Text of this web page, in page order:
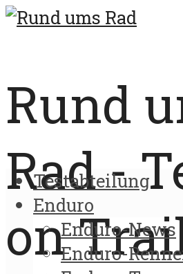
Rund
Rad -
on
Testabteilung
Enduro
Enduro-News
Enduro-